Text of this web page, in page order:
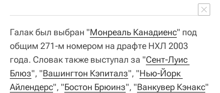
Галак был выбран "Монреаль Канадиенс" под
общим 271-м номером на драфте НХЛ 2003
года. Словак также выступал за "Сент-Луис
Блюз", "Вашингтон Кэпиталз", "Нью-Йорк
Айлендерс", "Бостон Брюинз", "Ванкувер Кэнакс"